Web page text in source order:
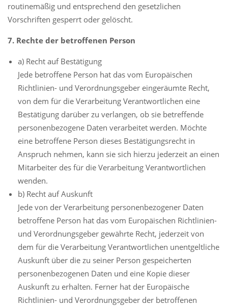
routinemäßig und entsprechend den gesetzlichen
Vorschriften gesperrt oder gelöscht.
7. Rechte der betroffenen Person
a) Recht auf Bestätigung
Jede betroffene Person hat das vom Europäischen
Richtlinien- und Verordnungsgeber eingeräumte Recht,
von dem für die Verarbeitung Verantwortlichen eine
Bestätigung darüber zu verlangen, ob sie betreffende
personenbezogene Daten verarbeitet werden. Möchte
eine betroffene Person dieses Bestätigungsrecht in
Anspruch nehmen, kann sie sich hierzu jederzeit an einen
Mitarbeiter des für die Verarbeitung Verantwortlichen
wenden.
b) Recht auf Auskunft
Jede von der Verarbeitung personenbezogener Daten
betroffene Person hat das vom Europäischen Richtlinien-
und Verordnungsgeber gewährte Recht, jederzeit von
dem für die Verarbeitung Verantwortlichen unentgeltliche
Auskunft über die zu seiner Person gespeicherten
personenbezogenen Daten und eine Kopie dieser
Auskunft zu erhalten. Ferner hat der Europäische
Richtlinien- und Verordnungsgeber der betroffenen